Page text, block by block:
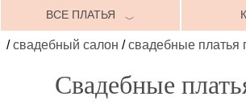
ВСЕ ПЛАТЬЯ ﹀
/свадебный салон /свадебные платья
Свадебные